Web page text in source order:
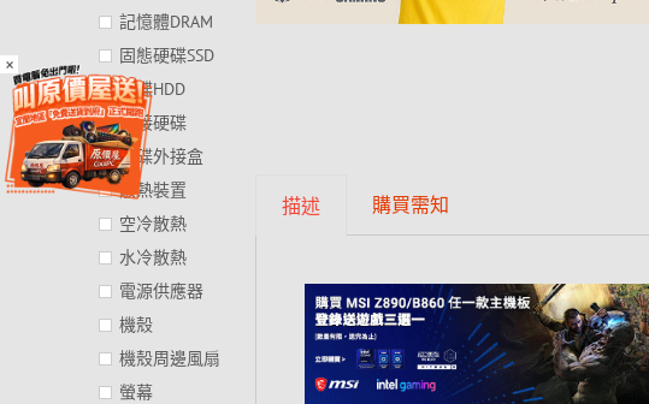
×
描述 購買需知
記憶體DRAM
固態硬碟SSD
硬碟HDD
外接硬碟
硬碟外接盒
散熱裝置
空冷散熱
水冷散熱
電源供應器
機殼
機殼周邊風扇
螢幕